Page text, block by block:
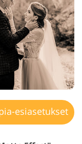
esiasetukset